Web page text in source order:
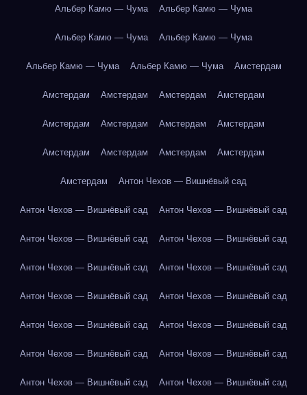
Альбер Камю — Чума Альбер Камю — Чума
Альбер Камю — Чума Альбер Камю — Чума
Альбер Камю — Чума Альбер Камю — Чума Амстердам
Амстердам Амстердам Амстердам Амстердам
Амстердам Амстердам Амстердам Амстердам
Амстердам Амстердам Амстердам Амстердам
Амстердам Антон Чехов — Вишнёвый сад
Антон Чехов — Вишнёвый сад Антон Чехов — Вишнёвый сад
Антон Чехов — Вишнёвый сад Антон Чехов — Вишнёвый сад
Антон Чехов — Вишнёвый сад Антон Чехов — Вишнёвый сад
Антон Чехов — Вишнёвый сад Антон Чехов — Вишнёвый сад
Антон Чехов — Вишнёвый сад Антон Чехов — Вишнёвый сад
Антон Чехов — Вишнёвый сад Антон Чехов — Вишнёвый сад
Антон Чехов — Вишнёвый сад Антон Чехов — Вишнёвый сад